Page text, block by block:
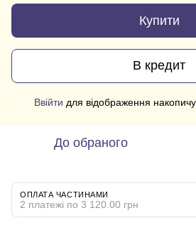
Купити
В кредит
Ввійти для відображення
До обраного
ОПЛАТА ЧАСТИНАМИ
2 платежі по 3 120.00 грн